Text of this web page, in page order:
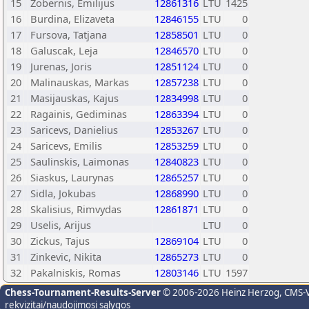
15
Zobernis, Emilijus 12861316 LTU 1425
16
Burdina, Elizaveta 12846155 LTU
0
17
Fursova, Tatjana 12858501 LTU
0
18
Galuscak, Leja 12846570 LTU
0
19
Jurenas, Joris 12851124 LTU
0
20
Malinauskas, Markas 12857238 LTU
0
21
Masijauskas, Kajus 12834998 LTU
0
22
Ragainis, Gediminas 12863394 LTU
0
23
Saricevs, Danielius 12853267 LTU
0
24
Saricevs, Emilis 12853259 LTU
0
25
Saulinskis, Laimonas 12840823 LTU
0
26
Siaskus, Laurynas 12865257 LTU
0
27
Sidla, Jokubas 12868990 LTU
0
28
Skalisius, Rimvydas 12861871 LTU
0
29
Uselis, Arijus LTU
0
30
Zickus, Tajus 12869104 LTU
0
31
Zinkevic, Nikita 12865273 LTU
0
32
Pakalniskis, Romas 12803146 LTU 1597
Chess-Tournament-Results-Server© 2006-2026 Heinz Herzog,
rekvizitai/naudojimosi sąlygos